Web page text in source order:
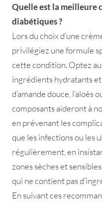
Quelle est la meilleure
diabétiques ?
Lors du choix d’une
privilégiez une formule
cette condition. Optez
ingrédients hydratants et
d’amande douce, l’aloès
composants aideront à
en prévenant les
que les infections ou les
régulièrement, en
zones sèches et
qui ne contient pas
En suivant ces